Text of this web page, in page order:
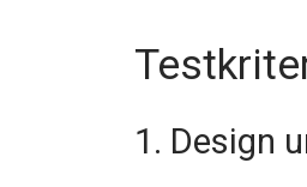
1. Design